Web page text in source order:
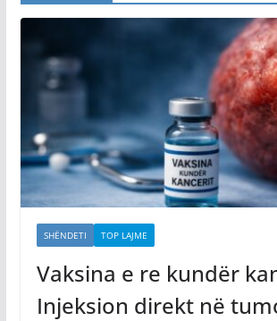
SHËNDETI TOP LAJME
Vaksina e re kundër
Injeksion direkt në